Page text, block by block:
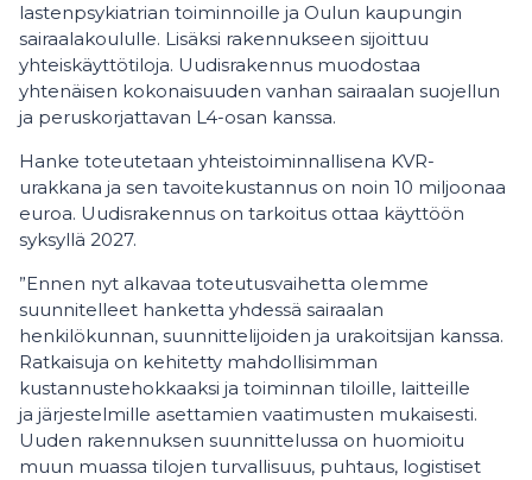
lastenpsykiatrian toiminnoille ja Oulun kaupungin
sairaalakoululle. Lisäksi rakennukseen sijoittuu
yhteiskäyttötiloja. Uudisrakennus muodostaa
yhtenäisen kokonaisuuden vanhan sairaalan suojellun
ja peruskorjattavan L4-osan kanssa.
Hanke toteutetaan yhteistoiminnallisena KVR-
urakkana ja sen tavoitekustannus on noin 10 miljoonaa
euroa. Uudisrakennus on tarkoitus ottaa käyttöön
syksyllä 2027.
”Ennen nyt alkavaa toteutusvaihetta olemme
suunnitelleet hanketta yhdessä sairaalan
henkilökunnan, suunnittelijoiden ja urakoitsijan kanssa.
Ratkaisuja on kehitetty mahdollisimman
kustannustehokkaaksi ja toiminnan tiloille,​ laitteille
ja järjestelmille asettamien vaatimusten mukaisesti.
Uuden rakennuksen suunnittelussa on huomioitu
muun muassa tilojen turvallisuus, puhtaus, logistiset